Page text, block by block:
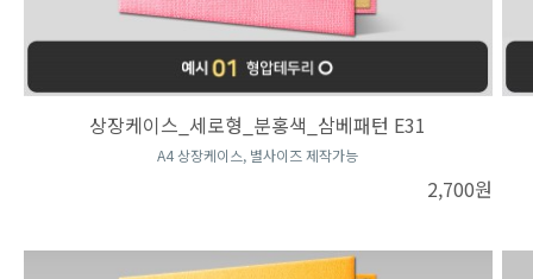
상장케이스_세로형_분홍색_삼베패턴 E31
A4 상장케이스, 별사이즈 제작가능
2,700원